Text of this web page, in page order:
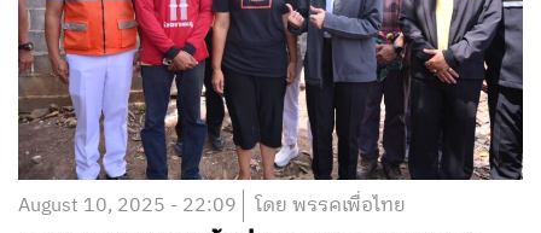
August 10, 2025 - 22:09 โดย พรรคเพื่อไทย